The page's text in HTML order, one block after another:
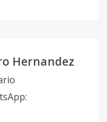
Hernandez